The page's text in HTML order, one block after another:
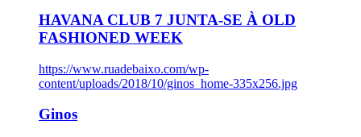
HAVANA CLUB 7 JUNTA-SE À OLD
FASHIONED WEEK
https://www.ruadebaixo.com/wp-
content/uploads/2018/10/ginos_home-335x256.jpg
Ginos